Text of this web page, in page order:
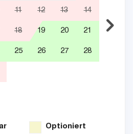
11 12 13 14
18 19 20 21
25 26 27 28
Optioniert